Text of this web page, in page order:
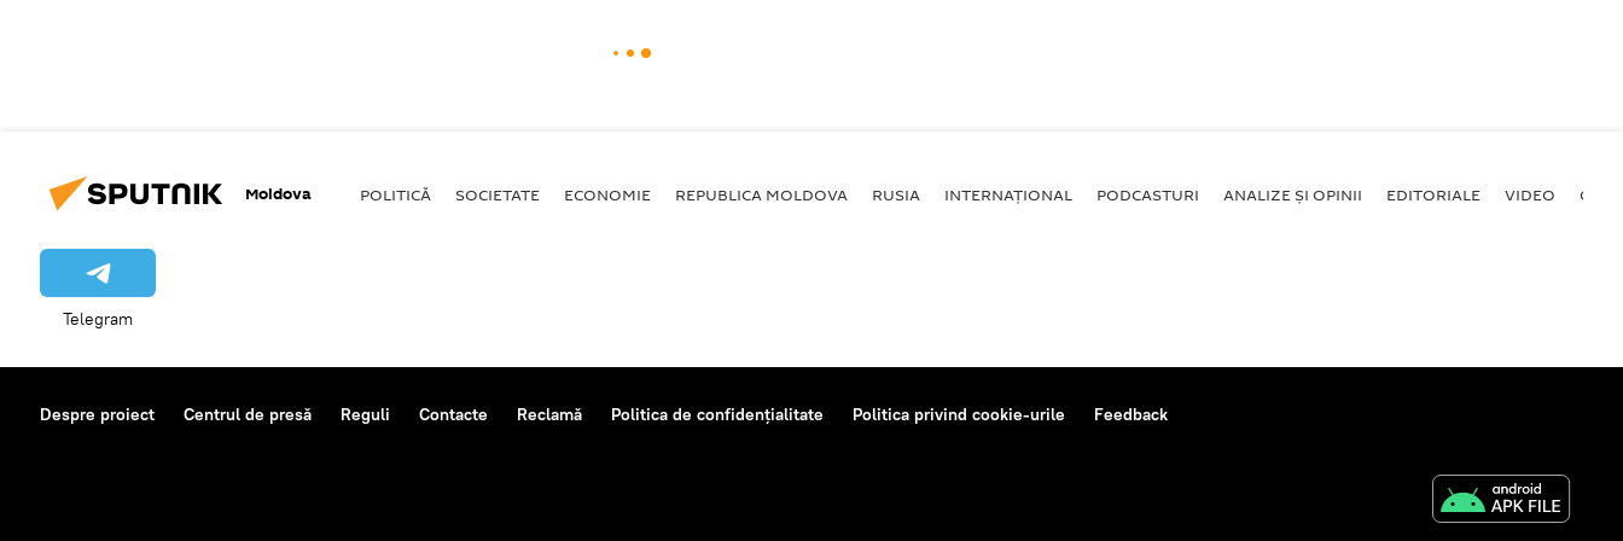
Moldova POLITICĂ SOCIETATE ECONOMIE REPUBLICA MOLDOVA RUSIA INTERNAȚIONAL PODCASTURI ANALIZE ȘI OPINII EDITORIALE VIDEO
Telegram
Despre proiect Centrul de presă Reguli Contacte Reclamă Politica de confidențialitate Politica privind cookie-urile Feedback